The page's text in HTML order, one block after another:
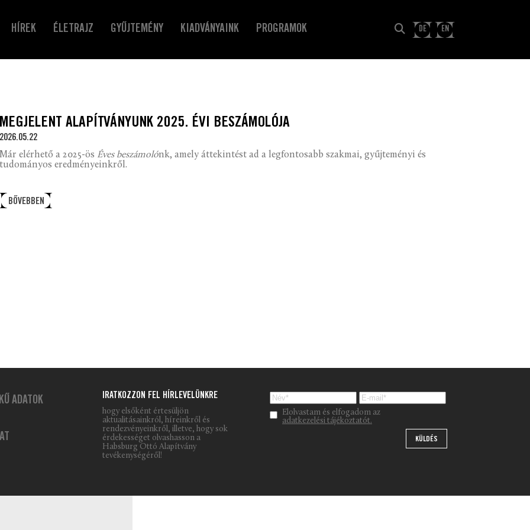
HÍREK ÉLETRAJZ GYŰJTEMÉNY KIADVÁNYAINK PROGRAMOK DE EN
MEGJELENT ALAPÍTVÁNYUNK 2025. ÉVI BESZÁMOLÓJA
2026.05.22
Már elérhető a 2025-ös Éves beszámolónk, amely áttekintést ad a legfontosabb szakmai, gyűjteményi és
tudományos eredményeinkről.
BŐVEBBEN
ADATOK IRATKOZZON FEL HÍRLEVELÜNKRE
hogy elsőként értesüljön
aktualitásainkról, híreinkről és
rendezvényeinkről, illetve, hogy sok
érdekességet olvashasson a
Habsburg Ottó Alapítvány
tevékenységéről!
Please leave this field empty.
Elolvastam és elfogadom az
adatkezelési tájékoztatót.